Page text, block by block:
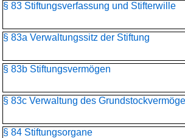
§ 83 Stiftungsverfassung und Stifterwille
§ 83a Verwaltungssitz der Stiftung
§ 83b Stiftungsvermögen
§ 83c Verwaltung des
§ 84 Stiftungsorgane